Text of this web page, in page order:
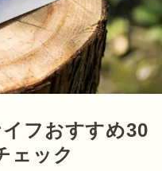
フおすすめ30
ェック